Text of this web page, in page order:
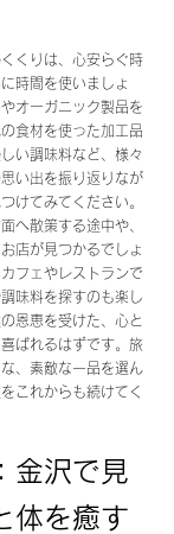
くりは、心安らぐ時
時間を使いましょ
オーガニック製品を
食材を使った加工品
い調味料など、様々
い出を振り返りなが
けてみてください。
へ散策する途中や、
店が見つかるでしょ
フェやレストランで
味料を探すのも楽し
恩恵を受けた、心と
ばれるはずです。旅
、素敵な一品を選ん
これからも続けてく
金沢で見
体を癒す